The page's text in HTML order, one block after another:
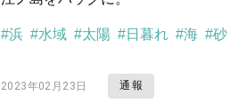
#浜 #水域 #太陽 #日暮れ #海 #砂
2023年02月23日 通報